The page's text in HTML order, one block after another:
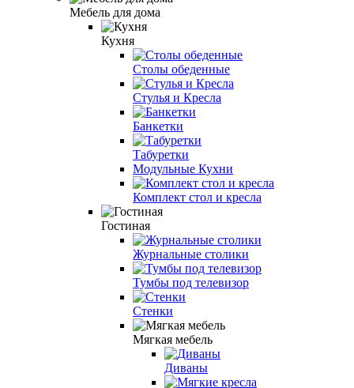
Мебель для дома
Кухня
Столы обеденные
Стулья и Кресла
Банкетки
Табуретки
Модульные Кухни
Комплект стол и кресла
Гостиная
Журнальные столики
Тумбы под телевизор
Стенки
Мягкая мебель
Диваны